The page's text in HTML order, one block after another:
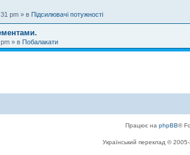
pm » в Підсилювачі потужності
» в Побалакати
Працює на phpBB®
Український переклад ©